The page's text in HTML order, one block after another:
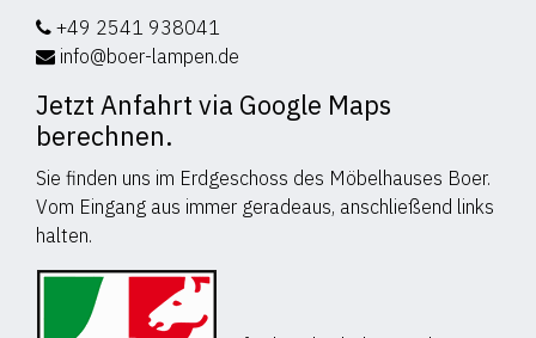
+49 2541 938041
info@boer-lampen.de
Jetzt Anfahrt via Google Maps
berechnen.
Sie finden uns im Erdgeschoss des Möbelhauses Boer.
Vom Eingang aus immer geradeaus, anschließend links
halten.